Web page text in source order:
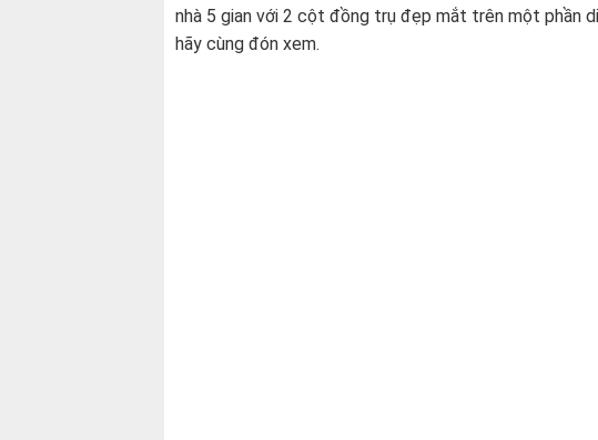
nhà 5 gian với 2 cột đồng trụ đẹp mắt trên một phần
hãy cùng đón xem.